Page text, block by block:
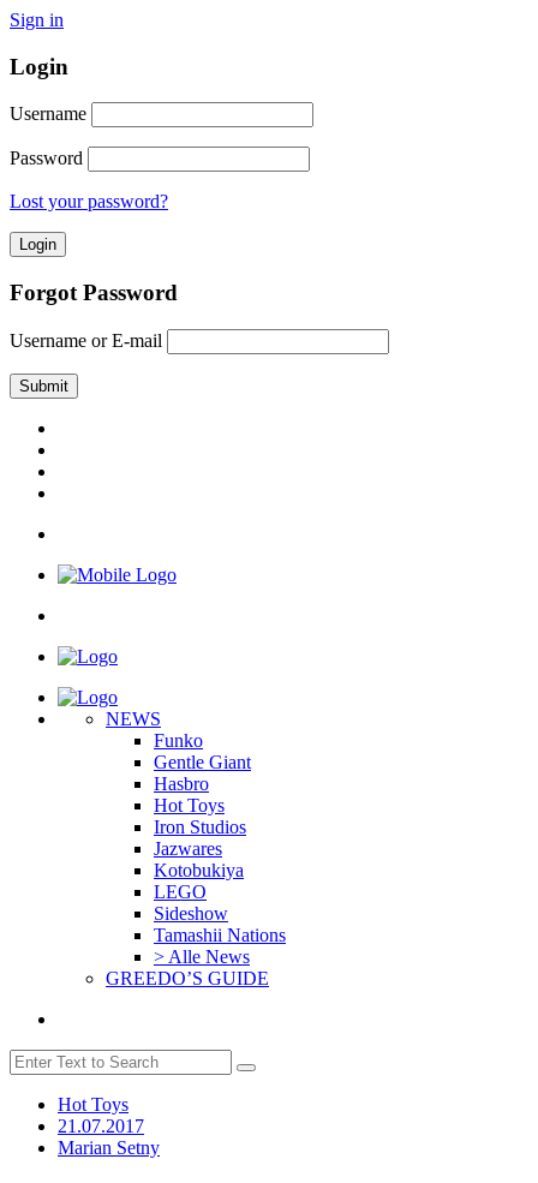
Sign in
Login
Username
Password
Lost your password?
Forgot Password
Username or E-mail
NEWS
Funko
Gentle Giant
Hasbro
Hot Toys
Iron Studios
Jazwares
Kotobukiya
LEGO
Sideshow
Tamashii Nations
> Alle News
GREEDO’S GUIDE
Hot Toys
21.07.2017
Marian Setny